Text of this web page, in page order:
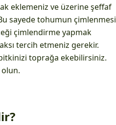
eklemeniz ve üzerine şeffaf
sayede tohumun çimlenmesi
çimlendirme yapmak
tercih etmeniz gerekir.
toprağa ekebilirsiniz.